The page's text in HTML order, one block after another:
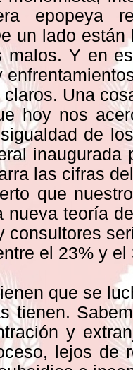
epopeya
un lado
malos. Y en
claros. Una
hoy nos
de
las cifras
que
nueva teoría
consultores
el 23% y
que se
tienen.
y
lejos de